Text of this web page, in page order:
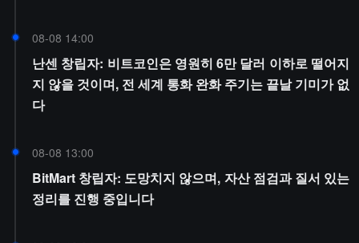
08-08 14:00
난센 창립자: 비트코인은 영원히 6만 달러 이하로 떨어지
지 않을 것이며, 전 세계 통화 완화 주기는 끝날 기미가 없
다
08-08 13:00
BitMart 창립자: 도망치지 않으며, 자산 점검과 질서 있는
정리를 진행 중입니다